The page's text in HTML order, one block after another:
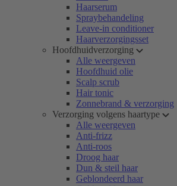
Haarserum
Spraybehandeling
Leave-in conditioner
Haarverzorgingsset
Hoofdhuidverzorging
Alle weergeven
Hoofdhuid olie
Scalp scrub
Hair tonic
Zonnebrand & verzorging
Verzorging volgens haartype
Alle weergeven
Anti-frizz
Anti-roos
Droog haar
Dun & steil haar
Geblondeerd haar